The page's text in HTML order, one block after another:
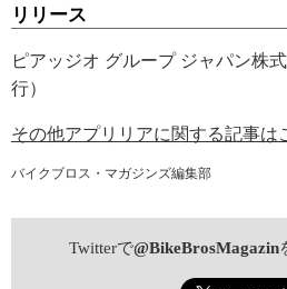
リリース
ピアッジオ グループ ジャパン株
行）
その他アプリリアに関する記事は
バイクブロス・マガジンズ編集部
Twitterで@BikeBrosMagazin